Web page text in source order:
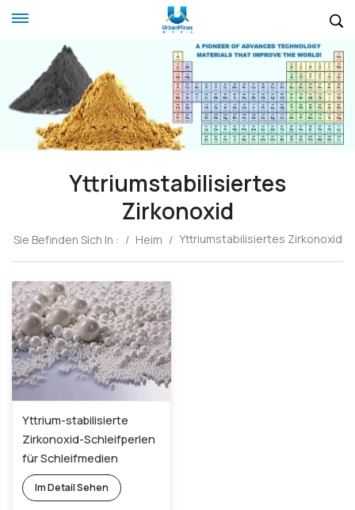
Yttriumstabilisiertes
Zirkonoxid
Sie Befinden Sich In : / Heim / Yttriumstabilisiertes Zirkonoxid
Yttrium-stabilisierte
Zirkonoxid-Schleifperlen
für Schleifmedien
308076-80-4
Im Detail Sehen